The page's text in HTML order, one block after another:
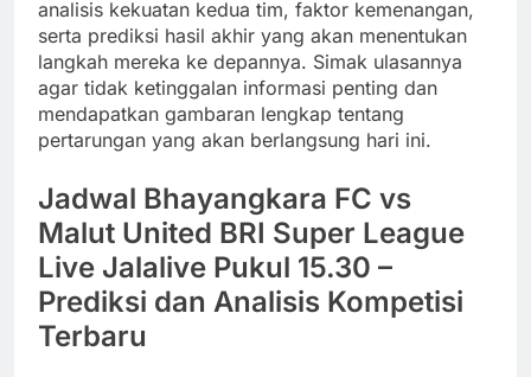
analisis kekuatan kedua tim, faktor kemenangan,
serta prediksi hasil akhir yang akan menentukan
langkah mereka ke depannya. Simak ulasannya
agar tidak ketinggalan informasi penting dan
mendapatkan gambaran lengkap tentang
pertarungan yang akan berlangsung hari ini.
Jadwal Bhayangkara FC vs
Malut United BRI Super League
Live Jalalive Pukul 15.30 –
Prediksi dan Analisis Kompetisi
Terbaru